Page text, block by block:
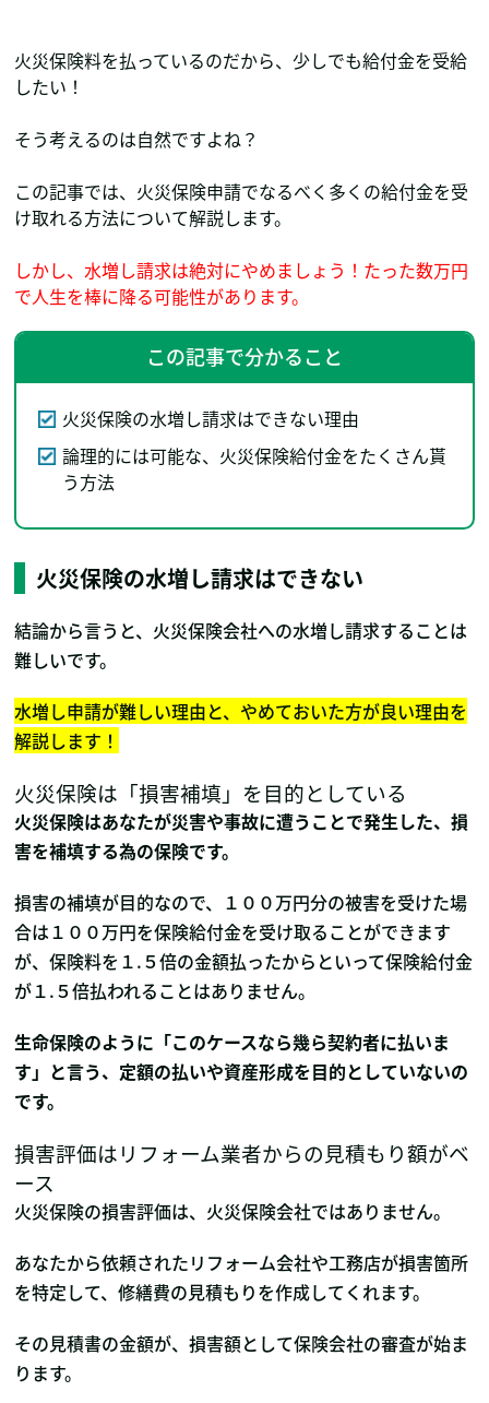
火災保険料を払っているのだから、少しでも給付金を受給
したい！
そう考えるのは自然ですよね？
この記事では、火災保険申請でなるべく多くの給付金を受
け取れる方法について解説します。
しかし、水増し請求は絶対にやめましょう！たった数万円
で人生を棒に降る可能性があります。
この記事で分かること
火災保険の水増し請求はできない理由
論理的には可能な、火災保険給付金をたくさん貰
う方法
火災保険の水増し請求はできない
結論から言うと、火災保険会社への水増し請求することは
難しいです。
水増し申請が難しい理由と、やめておいた方が良い理由を
解説します！
火災保険は「損害補填」を目的としている
火災保険はあなたが災害や事故に遭うことで発生した、損
害を補填する為の保険です。
損害の補填が目的なので、１００万円分の被害を受けた場
合は１００万円を保険給付金を受け取ることができます
が、保険料を１.５倍の金額払ったからといって保険給付金
が１.５倍払われることはありません。
生命保険のように「このケースなら幾ら契約者に払いま
す」と言う、定額の払いや資産形成を目的としていないの
です。
損害評価はリフォーム業者からの見積もり額がベ
ース
火災保険の損害評価は、火災保険会社ではありません。
あなたから依頼されたリフォーム会社や工務店が損害箇所
を特定して、修繕費の見積もりを作成してくれます。
その見積書の金額が、損害額として保険会社の審査が始ま
ります。